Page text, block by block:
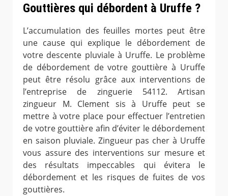
Gouttières qui débordent à Uruffe ?
L’accumulation des feuilles mortes peut être
une cause qui explique le débordement de
votre descente pluviale à Uruffe. Le problème
de débordement de votre gouttière à Uruffe
peut être résolu grâce aux interventions de
l’entreprise de zinguerie 54112. Artisan
zingueur M. Clement sis à Uruffe peut se
mettre à votre place pour effectuer l’entretien
de votre gouttière afin d’éviter le débordement
en saison pluviale. Zingueur pas cher à Uruffe
vous assure des interventions sur mesure et
des résultats impeccables qui évitera le
débordement et les risques de fuites de vos
gouttières.